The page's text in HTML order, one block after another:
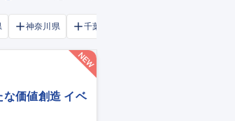
神奈川県 千葉市
価値創造 イベ